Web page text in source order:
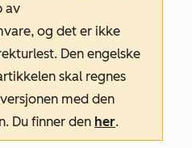
av
og det er ikke
Den engelske
skal regnes
med den
Du finner den her.